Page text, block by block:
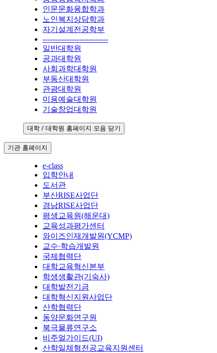
인문문화융합학과
노인복지상담학과
자기설계전공학부
---------------------------
일반대학원
공과대학원
사회과학대학원
부동산대학원
관광대학원
미용예술대학원
기술창업대학원
대학 / 대학원 홈페이지 모음 닫기
기관 홈페이지
e-class
입학안내
도서관
부산RISE사업단
경남RISE사업단
평생교육원(해운대)
교육성과평가센터
와이즈인재개발원(YCMP)
교수·학습개발원
국제협력단
대학교육혁신본부
학생생활관(기숙사)
대학발전기금
대학혁신지원사업단
산학협력단
동양문화연구원
북극물류연구소
비주얼가이드(UI)
산학일체형전공교육지원센터